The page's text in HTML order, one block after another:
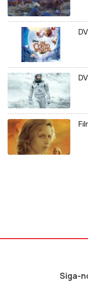
Siga-